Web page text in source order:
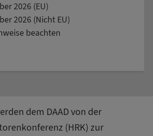
2026 (EU)
2026 (Nicht EU)
beachten
über Automobil- und
dem DAAD von der
(HRK)zur